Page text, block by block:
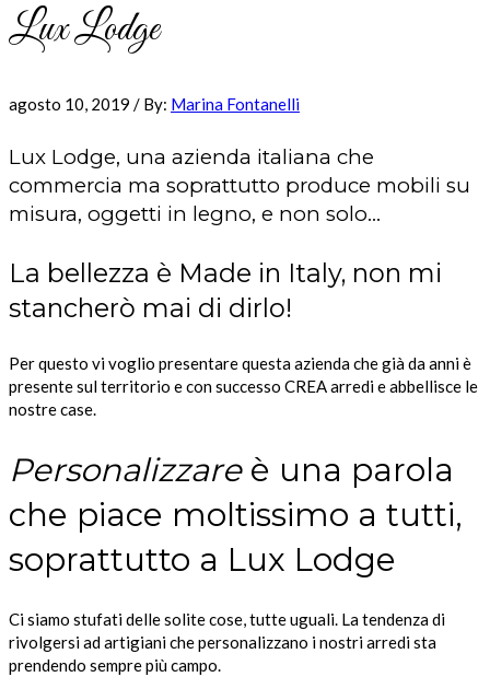
Lux Lodge
agosto 10, 2019 / By: Marina Fontanelli
Lux Lodge, una azienda italiana che
commercia ma soprattutto produce mobili su
misura, oggetti in legno, e non solo…
La bellezza è Made in Italy, non mi
stancherò mai di dirlo!
Per questo vi voglio presentare questa azienda che già da anni è
presente sul territorio e con successo CREA arredi e abbellisce le
nostre case.
Personalizzareè una parola
che piace moltissimo a tutti,
soprattutto a Lux Lodge
Ci siamo stufati delle solite cose, tutte uguali. La tendenza di
rivolgersi ad artigiani che personalizzano i nostri arredi sta
prendendo sempre più campo.